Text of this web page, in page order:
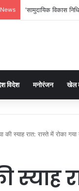
‘सामुदायिक विकास
विदेश मनोरंजन खेल
की स्याह रात: रास्ते में रोका
स्याह